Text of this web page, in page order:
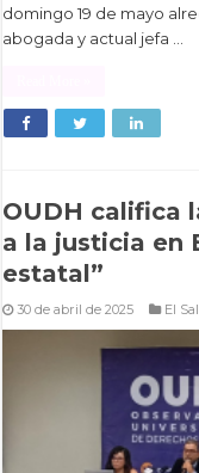
domingo 19 de mayo
abogada y actual jefa …
OUDH califica
a la justicia en
estatal”
30 de abril de 2025 El